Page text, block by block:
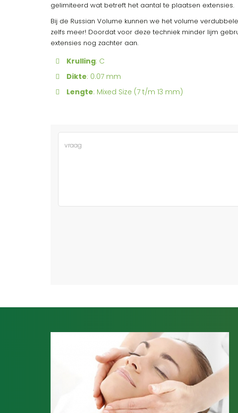
gelimiteerd wat betreft het aantal te plaatsen extensies.
Bij de Russian Volume kunnen we het volume
zelfs meer! Doordat voor deze techniek minder lijm
extensies nog zachter aan.
Krulling: C
Dikte: 0.07 mm
Lengte: Mixed Size (7 t/m 13 mm)